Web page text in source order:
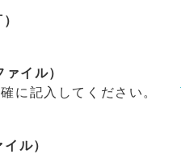
イル）
に記入してください。
ル）